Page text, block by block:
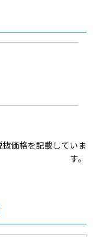
価格を記載していま
す。